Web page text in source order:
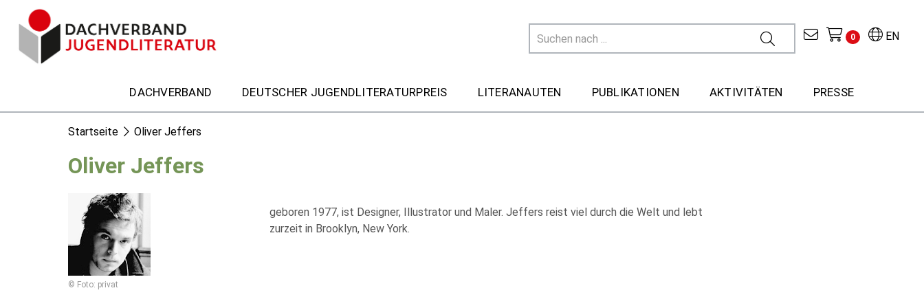
EN
0
DACHVERBAND DEUTSCHER JUGENDLITERATURPREIS LITERANAUTEN PUBLIKATIONEN AKTIVITÄTEN PRESSE
Startseite Oliver Jeffers
Oliver Jeffers
© Foto: privat
geboren 1977, ist Designer, Illustrator und Maler. Jeffers reist viel durch die Welt und lebt
zurzeit in Brooklyn, New York.